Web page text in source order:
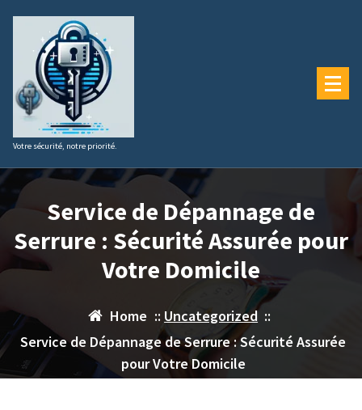
contenu
Votre sécurité, notre priorité.
Service de Dépannage de
Serrure : Sécurité Assurée pour
Votre Domicile
Home :: Uncategorized::
Service de Dépannage de Serrure : Sécurité Assurée
pour Votre Domicile